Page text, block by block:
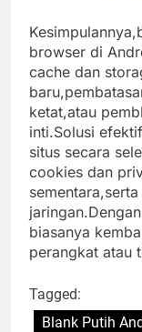
browser di
cache dan
ketat,atau
inti.Solusi
situs secara
cookies dan
biasanya
perangkat atau
Tagged:
Blank Putih